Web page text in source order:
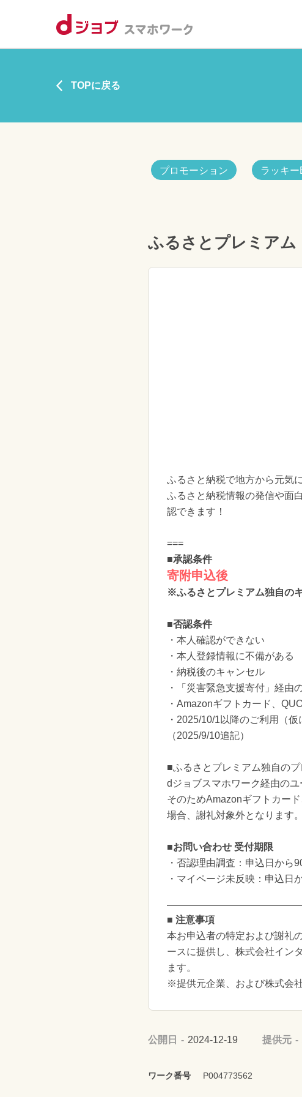
TOPに戻る
プロモーション ラッキー
ふるさとプレミアム
ふるさと納税で地方から元気に
ふるさと納税情報の発信や面
認できます！
===
■承認条件
寄附申込後
※ふるさとプレミアム独自の
■否認条件
・本人確認ができない
・本人登録情報に不備がある
・納税後のキャンセル
・「災害緊急支援寄付」経由
・Amazonギフトカード、
・2025/10/1以降のご利用（
（2025/9/10追記）
■ふるさとプレミアム独自の
dジョブスマホワーク経由の
そのためAmazonギフトカー
場合、謝礼対象外となります。
■お問い合わせ 受付期限
・否認理由調査：申込日から
・マイページ未反映：申込日
■ 注意事項
本お申込者の特定および謝礼
ースに提供し、株式会社イン
ます。
※提供元企業、および株式会
公開日 2024-12-19 提供元
ワーク番号 P004773562